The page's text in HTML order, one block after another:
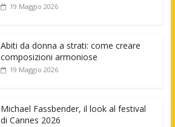
19 Maggio 2026
Abiti da donna a strati: come creare
composizioni armoniose
19 Maggio 2026
Michael Fassbender, il look al festival
di Cannes 2026